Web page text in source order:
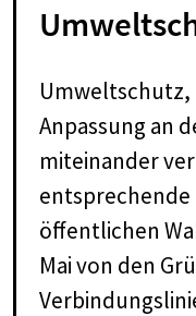
Anpassung an
miteinander
entsprechende
öffentlichen
Mai von den